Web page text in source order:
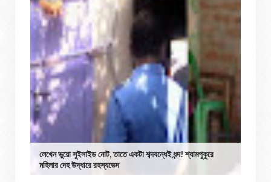
লেখেন ভুয়ো সুইসাইড নোট, তাতে একটা শব্দবন্ধেই ধন্দ! শ্যামপুকুরে
মহিলার দেহ উদ্ধারে রহস্যভেদ